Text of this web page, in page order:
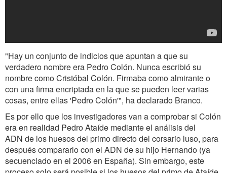
"Hay un conjunto de indicios que apuntan a que su
verdadero nombre era Pedro Colón. Nunca escribió su
nombre como Cristóbal Colón. Firmaba como almirante o
con una firma encriptada en la que se pueden leer varias
cosas, entre ellas 'Pedro Colón'", ha declarado Branco.
Es por ello que los investigadores van a comprobar si Colón
era en realidad Pedro Ataíde mediante el análisis del
ADN de los huesos del primo directo del corsario luso, para
después compararlo con el ADN de su hijo Hernando (ya
secuenciado en el 2006 en España). Sin embargo, este